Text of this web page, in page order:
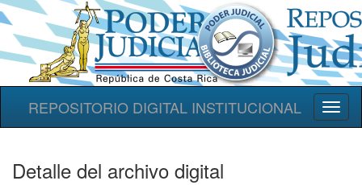
REPOSITORIO DIGITAL INSTITUCIONAL
Detalle del archivo digital